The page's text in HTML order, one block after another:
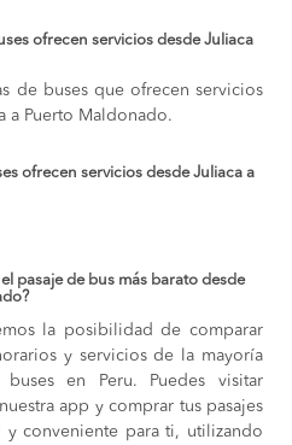
ofrecen servicios desde Juliaca
de buses que ofrecen servicios
a Puerto Maldonado.
ofrecen servicios desde Juliaca a
pasaje de bus más barato desde
la posibilidad de comparar
y servicios de la mayoría
en Peru. Puedes visitar
app y comprar tus pasajes
y conveniente para ti, utilizando